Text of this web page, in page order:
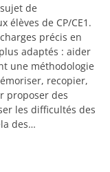
de
élèves de CP/CE1.
précis en
adaptés : aider
une méthodologie
recopier,
proposer des
les difficultés des
des…